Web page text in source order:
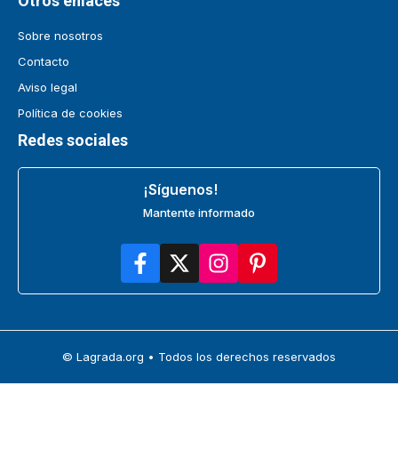
Sobre nosotros
Contacto
Aviso legal
Política de cookies
Redes sociales
¡Síguenos!
Mantente informado
© Lagrada.org • Todos los derechos reservados